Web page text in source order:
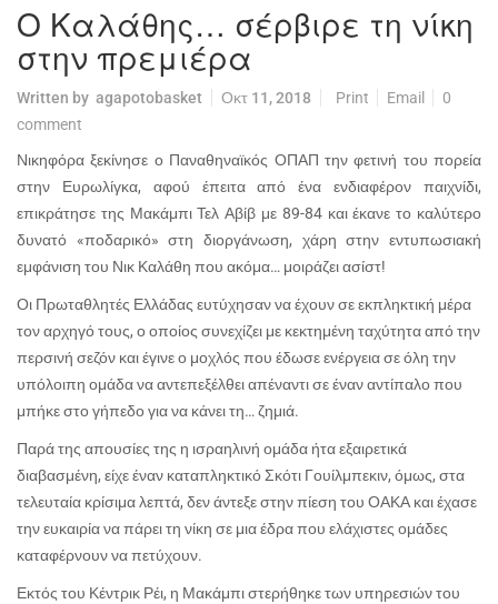
Ο Καλάθης… σέρβιρε τη νίκη
στην πρεμιέρα
Written by agapotobasket Οκτ 11, 2018 Print Email
0
comment
Νικηφόρα ξεκίνησε ο Παναθηναϊκός ΟΠΑΠ την φετινή του πορεία
στην Ευρωλίγκα, αφού έπειτα από ένα ενδιαφέρον παιχνίδι,
επικράτησε της Μακάμπι Τελ Αβίβ με 89-84 και έκανε το καλύτερο
δυνατό «ποδαρικό» στη διοργάνωση, χάρη στην εντυπωσιακή
εμφάνιση του Νικ Καλάθη που ακόμα… μοιράζει ασίστ!
Οι Πρωταθλητές Ελλάδας ευτύχησαν να έχουν σε εκπληκτική μέρα
τον αρχηγό τους, ο οποίος συνεχίζει με κεκτημένη ταχύτητα από την
περσινή σεζόν και έγινε ο μοχλός που έδωσε ενέργεια σε όλη την
υπόλοιπη ομάδα να αντεπεξέλθει απέναντι σε έναν αντίπαλο που
μπήκε στο γήπεδο για να κάνει τη… ζημιά.
Παρά της απουσίες της η ισραηλινή ομάδα ήτα εξαιρετικά
διαβασμένη, είχε έναν καταπληκτικό Σκότι Γουίλμπεκιν, όμως, στα
τελευταία κρίσιμα λεπτά, δεν άντεξε στην πίεση του ΟΑΚΑ και έχασε
την ευκαιρία να πάρει τη νίκη σε μια έδρα που ελάχιστες ομάδες
καταφέρνουν να πετύχουν.
Εκτός του Κέντρικ Ρέι, η Μακάμπι στερήθηκε των υπηρεσιών του